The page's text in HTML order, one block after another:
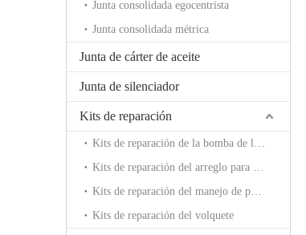
Junta consolidada egocentrista
Junta consolidada métrica
Junta de cárter de aceite
Junta de silenciador
Kits de reparación
Kits de reparación de la bomba de la rotura
Kits de reparación del arreglo para requisitos particulares
Kits de reparación del manejo de potencia
Kits de reparación del volquete